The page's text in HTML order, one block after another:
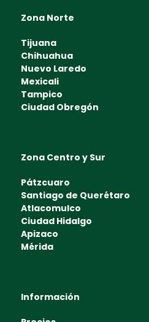
Zona Norte
Tijuana
Chihuahua
Nuevo Laredo
Mexicali
Tampico
Ciudad Obregón
Zona Centro y Sur
Pátzcuaro
Santiago de Querétaro
Atlacomulco
Ciudad Hidalgo
Apizaco
Mérida
Información